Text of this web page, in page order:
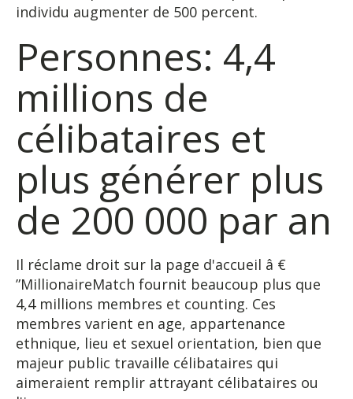
individu augmenter de 500 percent.
Personnes: 4,4
millions de
célibataires et
plus générer plus
de 200 000 par an
Il réclame droit sur la page d'accueil â €
”MillionaireMatch fournit beaucoup plus que
4,4 millions membres et counting. Ces
membres varient en age, appartenance
ethnique, lieu et sexuel orientation, bien que
majeur public travaille célibataires qui
aimeraient remplir attrayant célibataires ou